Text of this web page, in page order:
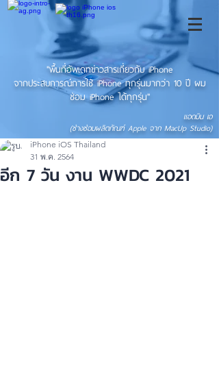
"พื้นที่อัพเดทข่าวสารเกี่ยวกับ iPhone
จากประสบการณ์การใช้ iPhone ทุกรุ่นมากว่า 10 ปี ผม
ซ่อม iPhone ได้ทุกรุ่น"
แอดมิน เอ
(ช่างซ่อมผลิตภัณฑ์ Apple จาก MacUp Studio)
อีก 7 วัน งาน WWDC 2021
iPhone iOS Thailand
31 พ.ค. 2564